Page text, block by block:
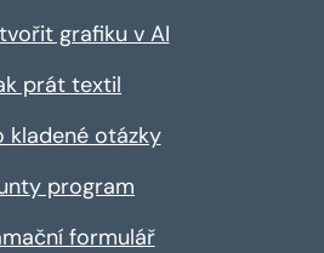
grafiku v AI
prát textil
kladené otázky
program
formulář